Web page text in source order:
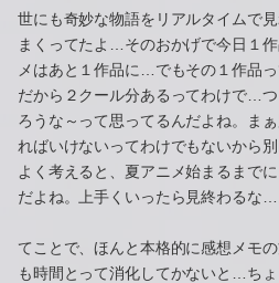
世にも奇妙な物語をリアルタイムで
まくってたよ…そのおかげで今日１
メはあと１作品に…でもその１作品
だから２クール分あるってわけで…
ろうな～って思ってるんだよね。ま
ればいけないってわけでもないから
よく考えると、夏アニメ始まるまで
だよね。上手くいったら見終わるな…
てことで、ほんと本格的に感想メモ
も時間とって消化してかないと…ち